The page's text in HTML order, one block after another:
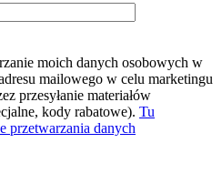
moich danych osobowych w
mailowego w celu marketingu
przesyłanie materiałów
kody rabatowe). Tu
przetwarzania danych